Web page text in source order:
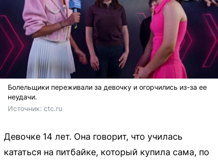
Болельщики переживали за девочку и огорчились из-за ее
неудачи.
Источник: ctc.ru
Девочке 14 лет. Она говорит, что училась
кататься на питбайке, который купила сама, по